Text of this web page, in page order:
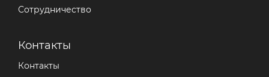
Сотрудничество
Контакты
Контакты